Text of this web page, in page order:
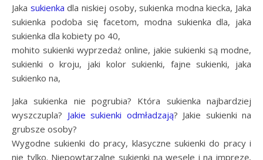
Jaka sukienka dla niskiej osoby, sukienka modna kiecka, Jaka
sukienka podoba się facetom, modna sukienka dla, jaka
sukienka dla kobiety po 40,
mohito sukienki wyprzedaż online, jakie sukienki są modne,
sukienki o kroju, jaki kolor sukienki, fajne sukienki, jaka
sukienko na,
Jaka sukienka nie pogrubia? Która sukienka najbardziej
wyszczupla? Jakie sukienki odmładzają? Jakie sukienki na
grubsze osoby?
Wygodne sukienki do pracy, klasyczne sukienki do pracy i
nie tylko. Niepowtarzalne sukienki na wesele i na imprezę,